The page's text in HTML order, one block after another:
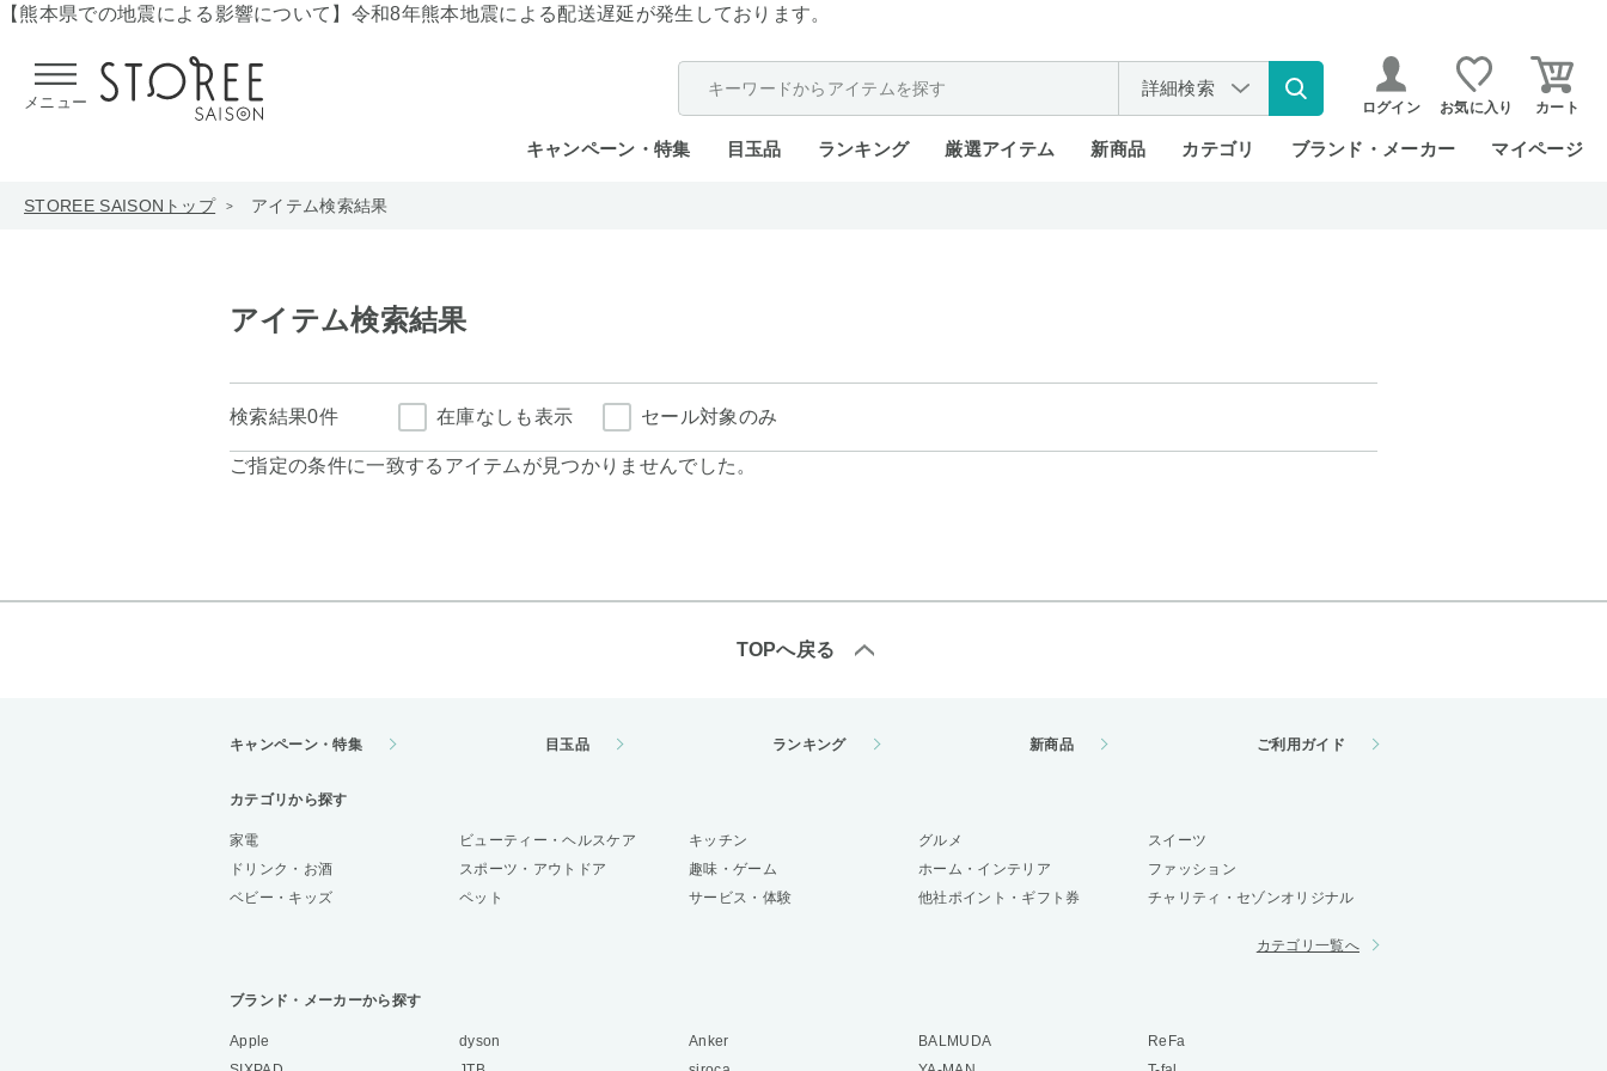
【熊本県での地震による影響について】 令和8年熊本地震による配送遅延が発生しております。
メニュー
詳細検索
ログイン お気に入り カート
キャンペーン・特集 目玉品 ランキング 厳選アイテム 新商品 カテゴリ ブランド・メーカー マイページ
STOREE SAISONトップ アイテム検索結果
アイテム検索結果
検索結果0件 在庫なしも表示 セール対象のみ
ご指定の条件に一致するアイテムが見つかりませんでした。
TOPへ戻る
キャンペーン・特集 目玉品 ランキング 新商品 ご利用ガイド
カテゴリから探す
家電 ビューティー・ヘルスケア キッチン グルメ
スイーツ
ドリンク・お酒
スポーツ・アウトドア 趣味・ゲーム ホーム・インテリア
ファッション
ベビー・キッズ
ペット サービス・体験 他社ポイント・ギフト券 チャリティ・セゾンオリジナル
カテゴリ一覧へ
ブランド・メーカーから探す
Apple dyson Anker BALMUDA
ReFa